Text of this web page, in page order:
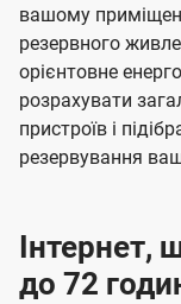
вашому
резервного
орієнтовне
розрахувати
пристроїв і
резервування
Інтернет,
до 72